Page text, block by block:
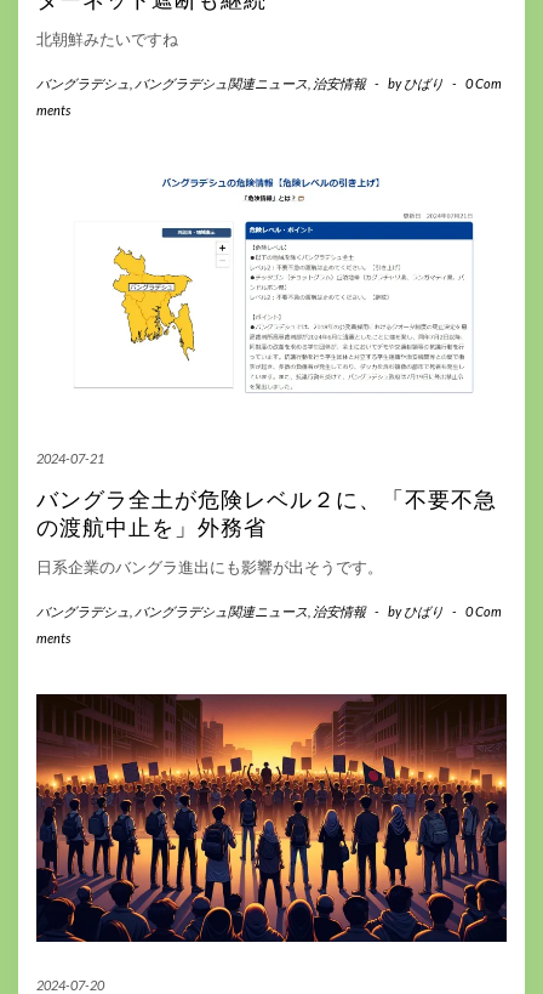
北朝鮮みたいですね
バングラデシュ バングラデシュ関連ニュース 治安情報 - byひばり -
0 Com
ments
2024-07-21
バングラ全土が危険レベル２に、「不要不急
の渡航中止を」外務省
日系企業のバングラ進出にも影響が出そうです。
バングラデシュ バングラデシュ関連ニュース 治安情報 - byひばり -
0 Com
ments
2024-07-20